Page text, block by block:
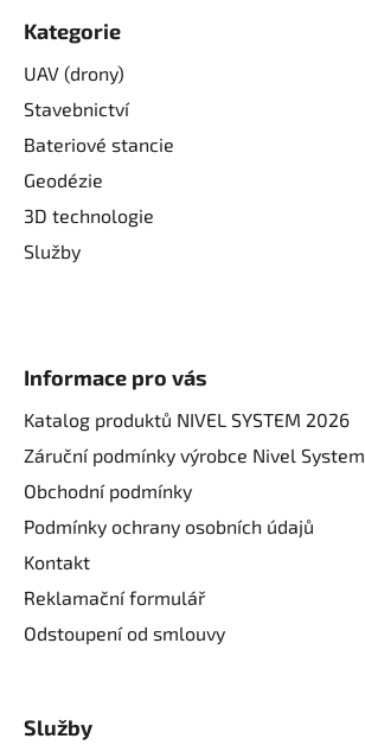
Kategorie
UAV (drony)
Stavebnictví
Bateriové stancie
Geodézie
3D technologie
Služby
Informace pro vás
Katalog produktů NIVEL SYSTEM 2026
Záruční podmínky výrobce Nivel System
Obchodní podmínky
Podmínky ochrany osobních údajů
Kontakt
Reklamační formulář
Odstoupení od smlouvy
Služby